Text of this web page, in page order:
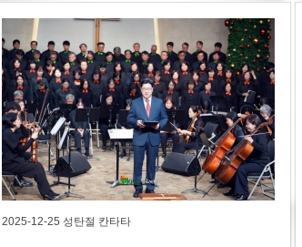
2025-12-25 성탄절 칸타타